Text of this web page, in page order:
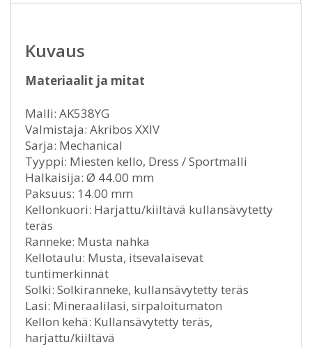
Kuvaus
Materiaalit ja mitat
Malli: AK538YG
Valmistaja: Akribos XXIV
Sarja: Mechanical
Tyyppi: Miesten kello, Dress / Sportmalli
Halkaisija: Ø 44.00 mm
Paksuus: 14.00 mm
Kellonkuori: Harjattu/kiiltävä kullansävytetty
teräs
Ranneke: Musta nahka
Kellotaulu: Musta, itsevalaisevat
tuntimerkinnät
Solki: Solkiranneke, kullansävytetty teräs
Lasi: Mineraalilasi, sirpaloitumaton
Kellon kehä: Kullansävytetty teräs,
harjattu/kiiltävä